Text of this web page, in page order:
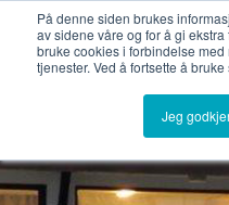
På denne siden brukes
av sidene våre og for å gi
bruke cookies i forbindelse
tjenester. Ved å fortsette å
Jeg